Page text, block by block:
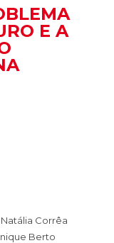
E A
Corrêa
Berto